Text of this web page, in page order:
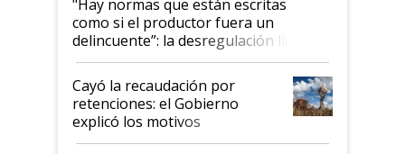
"Hay normas que están escritas
como si el productor fuera un
delincuente”: la desregulación llegó
al Congreso Aapresid y hasta se
habló del financiamiento al IPCVA
Cayó la recaudación por
retenciones: el Gobierno
explicó los motivos